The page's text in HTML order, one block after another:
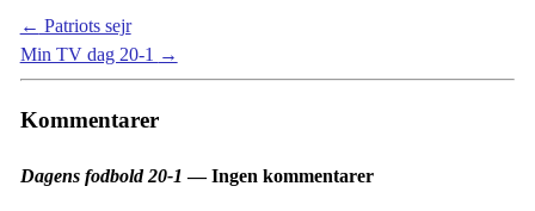
← Patriots sejr
Min TV dag 20-1 →
Kommentarer
Dagens fodbold 20-1 — Ingen kommentarer